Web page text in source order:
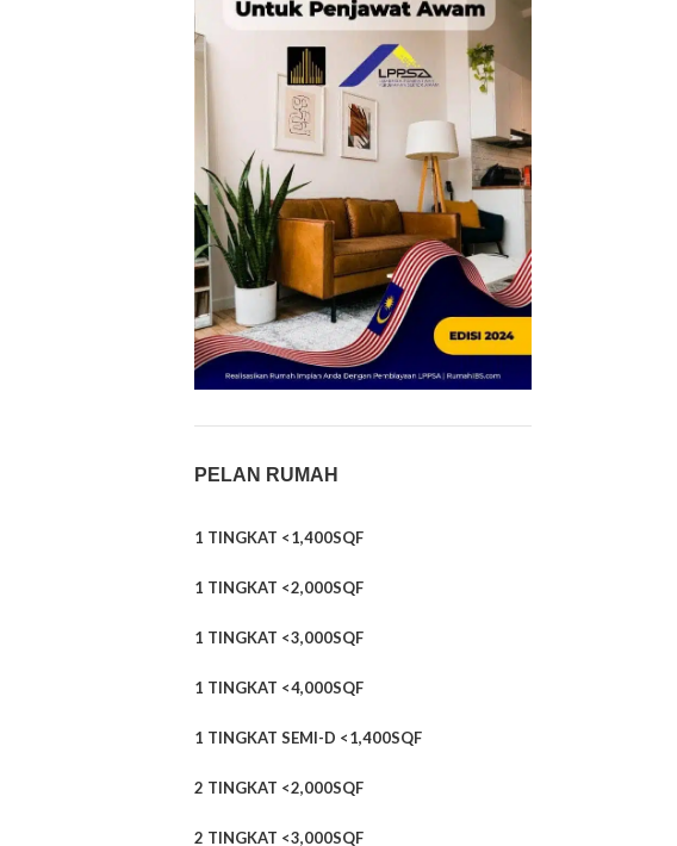
PELAN RUMAH
1 TINGKAT <1,400SQF
1 TINGKAT <2,000SQF
1 TINGKAT <3,000SQF
1 TINGKAT <4,000SQF
1 TINGKAT SEMI-D <1,400SQF
2 TINGKAT <2,000SQF
2 TINGKAT <3,000SQF